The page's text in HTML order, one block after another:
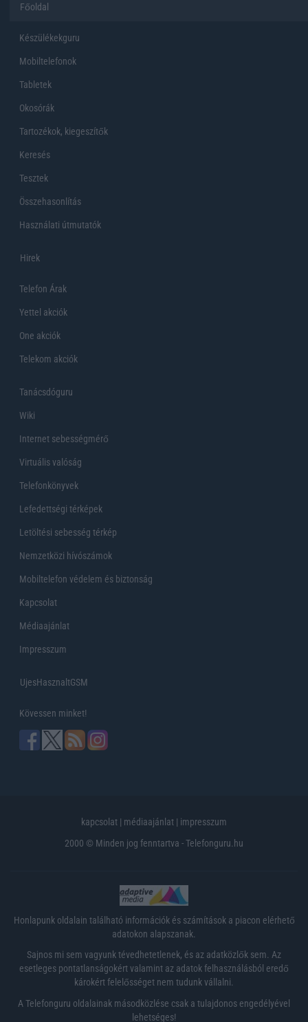
Főoldal
Készülékekguru
Mobiltelefonok
Tabletek
Okosórák
Tartozékok, kiegeszítők
Keresés
Tesztek
Összehasonlítás
Használati útmutatók
Hirek
Telefon Árak
Yettel akciók
One akciók
Telekom akciók
Tanácsdóguru
Wiki
Internet sebességmérő
Virtuális valóság
Telefonkönyvek
Lefedettségi térképek
Letöltési sebesség térkép
Nemzetközi hívószámok
Mobiltelefon védelem és biztonság
Kapcsolat
Médiaajánlat
Impresszum
UjesHasznaltGSM
Kövessen minket!
kapcsolat | médiaajánlat | impresszum
2000 © Minden jog fenntartva - Telefonguru.hu
Honlapunk oldalain található információk és számítások a piacon elérhető
adatokon alapszanak.
Sajnos mi sem vagyunk tévedhetetlenek, és az adatközlők sem. Az
esetleges pontatlanságokért valamint az adatok felhasználásból eredő
károkért felelősséget nem tudunk vállalni.
A Telefonguru oldalainak másodközlése csak a tulajdonos engedélyével
lehetséges!